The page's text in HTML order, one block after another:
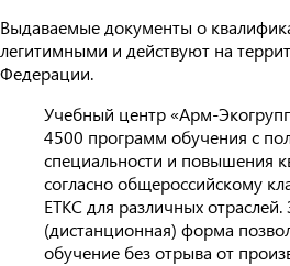
Выдаваемые документы о
легитимными и действуют на
Федерации.
Учебный центр «Арм-
4500 программ обучения с
специальности и повышения
согласно общероссийскому
ЕТКС для различных отраслей.
(дистанционная) форма
обучение без отрыва от